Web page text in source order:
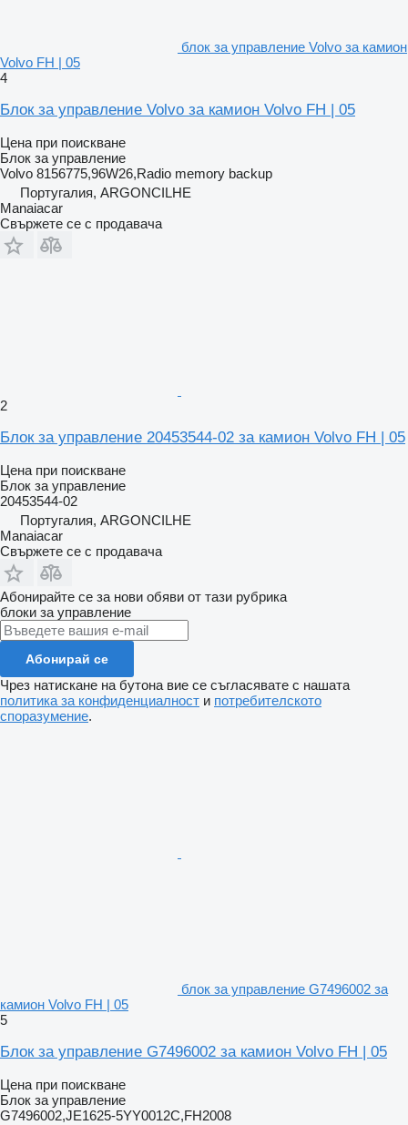
блок за управление Volvo за камион
Volvo FH | 05
4
Блок за управление Volvo за камион Volvo FH | 05
Цена при поискване
Блок за управление
Volvo 8156775,96W26,Radio memory backup
Португалия, ARGONCILHE
Manaiacar
Свържете се с продавача
2
Блок за управление 20453544-02 за камион Volvo FH | 05
Цена при поискване
Блок за управление
20453544-02
Португалия, ARGONCILHE
Manaiacar
Свържете се с продавача
Абонирайте се за нови обяви от тази рубрика
блоки за управление
Абонирай се
Чрез натискане на бутона вие се съгласявате с нашата
политика за конфиденциалност и потребителското
споразумение.
блок за управление G7496002 за
камион Volvo FH | 05
5
Блок за управление G7496002 за камион Volvo FH | 05
Цена при поискване
Блок за управление
G7496002,JE1625-5YY0012C,FH2008